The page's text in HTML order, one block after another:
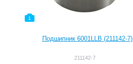
1
Подшипник 6001LLB (211142-7)
211142-7